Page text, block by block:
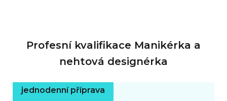
Profesní kvalifikace Manikérka a
nehtová designérka
jednodenní příprava